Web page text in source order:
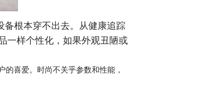
根本穿不出去。从健康追踪
一样个性化，如果外观丑陋或
的喜爱。时尚不关乎参数和性能，